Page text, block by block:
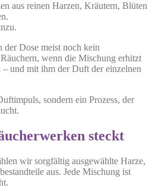
aus reinen Harzen, Kräutern, Blüten
der Dose meist noch kein
wenn die Mischung erhitzt
und mit ihm der Duft der einzelnen
sondern ein Prozess, der
steckt
wir sorgfältig ausgewählte Harze,
aus. Jede Mischung ist